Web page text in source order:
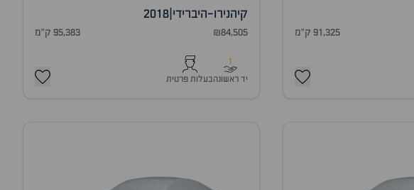
91,325 ק"מ
קיהנירו-היברידי 2018
₪84,505 95,383 ק"מ
1
יד ראשונהבעלות פרטית